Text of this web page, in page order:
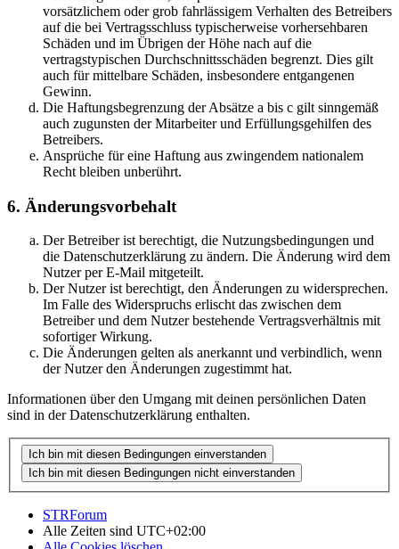
vorsätzlichem oder grob fahrlässigem Verhalten des Betreibers
auf die bei Vertragsschluss typischerweise vorhersehbaren
Schäden und im Übrigen der Höhe nach auf die
vertragstypischen Durchschnittsschäden begrenzt. Dies gilt
auch für mittelbare Schäden, insbesondere entgangenen
Gewinn.
Die Haftungsbegrenzung der Absätze a bis c gilt sinngemäß
auch zugunsten der Mitarbeiter und Erfüllungsgehilfen des
Betreibers.
Ansprüche für eine Haftung aus zwingendem nationalem
Recht bleiben unberührt.
6. Änderungsvorbehalt
Der Betreiber ist berechtigt, die Nutzungsbedingungen und
die Datenschutzerklärung zu ändern. Die Änderung wird dem
Nutzer per E-Mail mitgeteilt.
Der Nutzer ist berechtigt, den Änderungen zu widersprechen.
Im Falle des Widerspruchs erlischt das zwischen dem
Betreiber und dem Nutzer bestehende Vertragsverhältnis mit
sofortiger Wirkung.
Die Änderungen gelten als anerkannt und verbindlich, wenn
der Nutzer den Änderungen zugestimmt hat.
Informationen über den Umgang mit deinen persönlichen Daten
sind in der Datenschutzerklärung enthalten.
STRForum
Alle Zeiten sind UTC+02:00